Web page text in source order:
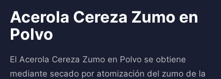
Acerola Cereza Zumo en
Polvo
El Acerola Cereza Zumo en Polvo se obtiene
mediante secado por atomización del zumo de la